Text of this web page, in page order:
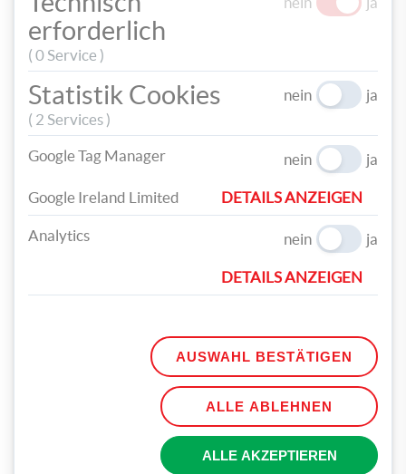
Dann klebt ihr das schwarze Isolierband rund um den Becher,
Nehmt den Bast, die Knöpfe und die Nadel und bastelt daraus
die Beine. Stecht jeweils drei Löcher mit der Nadel auf jede
Seite, zieht den Bast durch und verknotet diesen auf der
Innenseite. Am unteren Ende befestigt ihr die Knöpfe.
Zeichnet mit dem Permanentmarker eine Flügelform auf die
Klarsichthülle und schneidet diese aus. Klebt die Flügel oben
erforderlich
( 0 Service )
Statistik Cookies
( 2 Services )
nein ja
Google Tag Manager nein ja
Google Ireland Limited DETAILS ANZEIGEN
Analytics nein ja
DETAILS ANZEIGEN
AUSWAHL BESTÄTIGEN
ALLE ABLEHNEN
ALLE AKZEPTIEREN